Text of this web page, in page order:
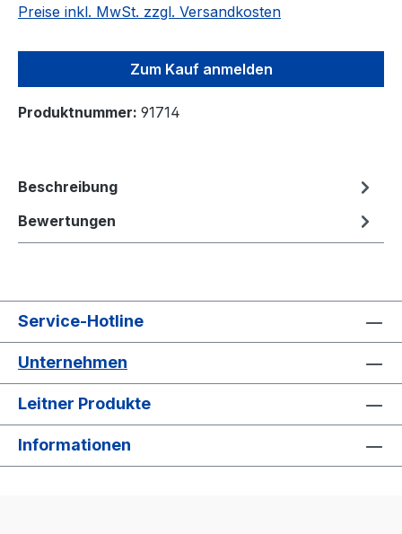
Preise inkl. MwSt. zzgl. Versandkosten
Zum Kauf anmelden
Produktnummer: 91714
Beschreibung
Bewertungen
Service-Hotline
Unternehmen
Leitner Produkte
Informationen